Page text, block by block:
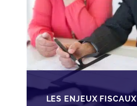
LES ENJEUX FISCAUX